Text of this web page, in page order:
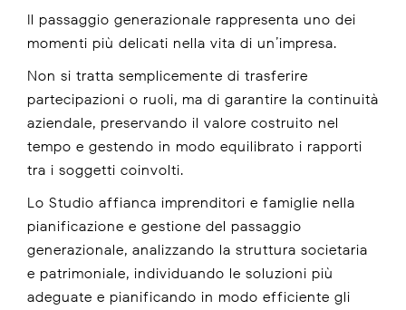
Il passaggio generazionale rappresenta uno dei
momenti più delicati nella vita di un’impresa.
Non si tratta semplicemente di trasferire
partecipazioni o ruoli, ma di garantire la continuità
aziendale, preservando il valore costruito nel
tempo e gestendo in modo equilibrato i rapporti
tra i soggetti coinvolti.
Lo Studio affianca imprenditori e famiglie nella
pianificazione e gestione del passaggio
generazionale, analizzando la struttura societaria
e patrimoniale, individuando le soluzioni più
adeguate e pianificando in modo efficiente gli